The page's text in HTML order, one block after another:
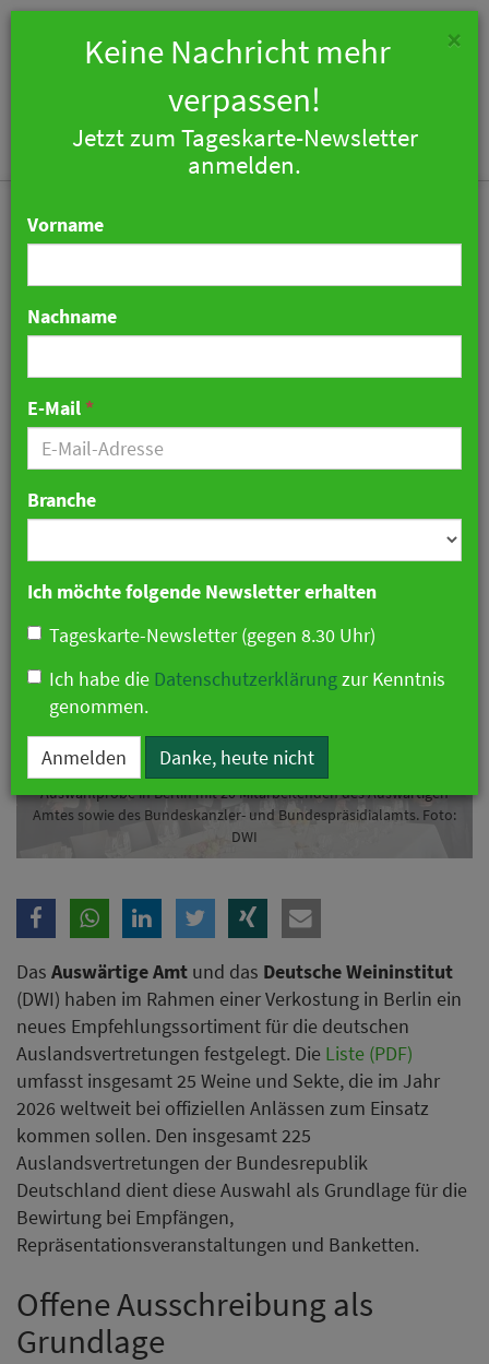
Auswärtiges Amt und
Deutsches Weininstitut
präsentieren
Weinauswahl für 2026
07. Mai 2026 10:14 Uhr| Industrie
Auswahlprobe in Berlin mit 20 Mitarbeitenden des Auswärtigen
Amtes sowie des Bundeskanzler- und Bundespräsidialamts. Foto:
DWI
Das Auswärtige Amt und das Deutsche Weininstitut
(DWI) haben im Rahmen einer Verkostung in Berlin ein
neues Empfehlungssortiment für die deutschen
Auslandsvertretungen festgelegt. Die Liste (PDF)
umfasst insgesamt 25 Weine und Sekte, die im Jahr
2026 weltweit bei offiziellen Anlässen zum Einsatz
kommen sollen. Den insgesamt 225
Auslandsvertretungen der Bundesrepublik
Deutschland dient diese Auswahl als Grundlage für die
Bewirtung bei Empfängen,
Repräsentationsveranstaltungen und Banketten.
Offene Ausschreibung als
Grundlage
×
Keine Nachricht mehr
verpassen!
Jetzt zum Tageskarte-Newsletter
anmelden.
Vorname
Nachname
E-Mail *
Branche
Ich möchte folgende Newsletter erhalten
Tageskarte-Newsletter (gegen 8.30 Uhr)
Ich habe die Datenschutzerklärungzur Kenntnis
genommen.
Anmelden Danke, heute nicht